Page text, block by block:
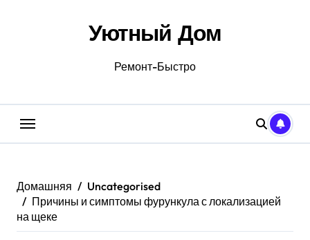
Уютный Дом
Ремонт-Быстро
Домашняя
Uncategorised
Причины и симптомы фурункула с локализацией
на щеке